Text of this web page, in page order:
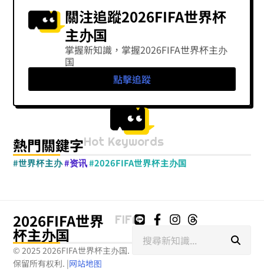
關注追蹤2026FIFA世界杯
主办国
掌握新知識，掌握2026FIFA世界杯主办
国
點擊追蹤
熱門關鍵字Hot Keywords
#世界杯主办#资讯#2026FIFA世界杯主办国
2026FIFA世界
杯主办国
FIFA
© 2025 2026FIFA世界杯主办国.
保留所有权利. |网站地图